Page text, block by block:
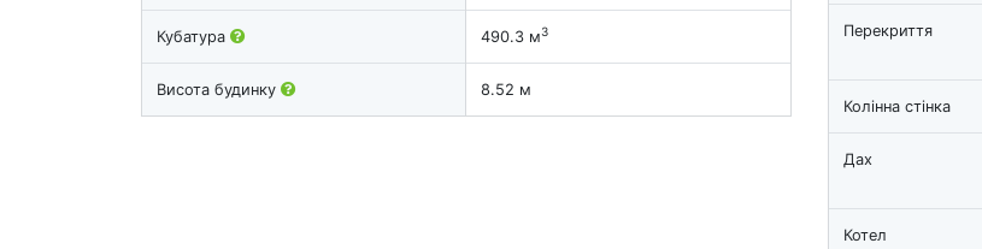
Кубатура 490.3 м3
Висота будинку 8.52 м
Перекриття
Колінна стінка
Дах
Котел